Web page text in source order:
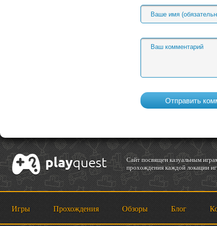
Cайт посвящен казуальным
прохождения каждой локации
Игры Прохождения Обзоры Блог